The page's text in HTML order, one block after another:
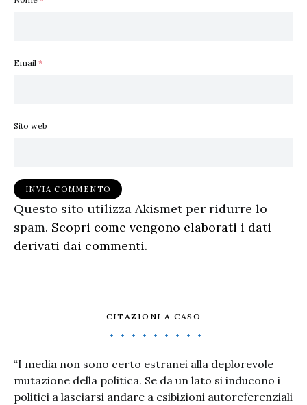
Email *
Sito web
Questo sito utilizza Akismet per ridurre lo
spam. Scopri come vengono elaborati i dati
derivati dai commenti.
CITAZIONI A CASO
“I media non sono certo estranei alla deplorevole
mutazione della politica. Se da un lato si inducono i
politici a lasciarsi andare a esibizioni autoreferenziali